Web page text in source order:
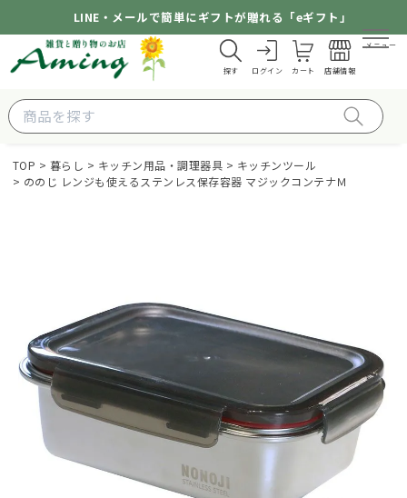
LINE・メールで簡単にギフトが贈れる「eギフト」
探す ログイン カート 店舗情報
メニュー
TOP 暮らし キッチン用品・調理器具
キッチンツール
ののじ レンジも使えるステンレス保存容器 マジックコンテナＭ